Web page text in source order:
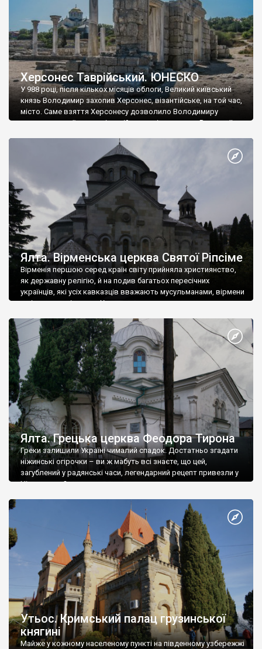
Херсонес Таврійський. ЮНЕСКО
У 988 році, після кількох місяців облоги, Великий київський
князь Володимир захопив Херсонес, візантійське, на той час,
місто. Саме взяття Херсонесу дозволило Володимиру
диктувати свої умови візантійському імператору Василю ІІ, та
Херсонесі Володимир-язичник, став Василем-християнином.
А потім було Хрещення Русі. На честь Херсонесу Таврійського
Ялта. Вірменська церква Святої Ріпсіме
Вірменія першою серед країн світу прийняла християнство,
як державну релігію, й на подив багатьох пересічних
українців, які усіх кавказців вважають мусульманами, вірмени
є відданими вірянами Христа
Ялта. Грецька церква Феодора Тирона
Греки залишили Україні чималий спадок. Достатньо згадати
ніжинські огірочки – ви ж мабуть всі знаєте, що цей,
загублений у радянські часи, легендарний рецепт привезли у
Ніжин греки?
Утьос. Кримський палац грузинської
княгині
Майже у кожному населеному пункті на південному узбережжі